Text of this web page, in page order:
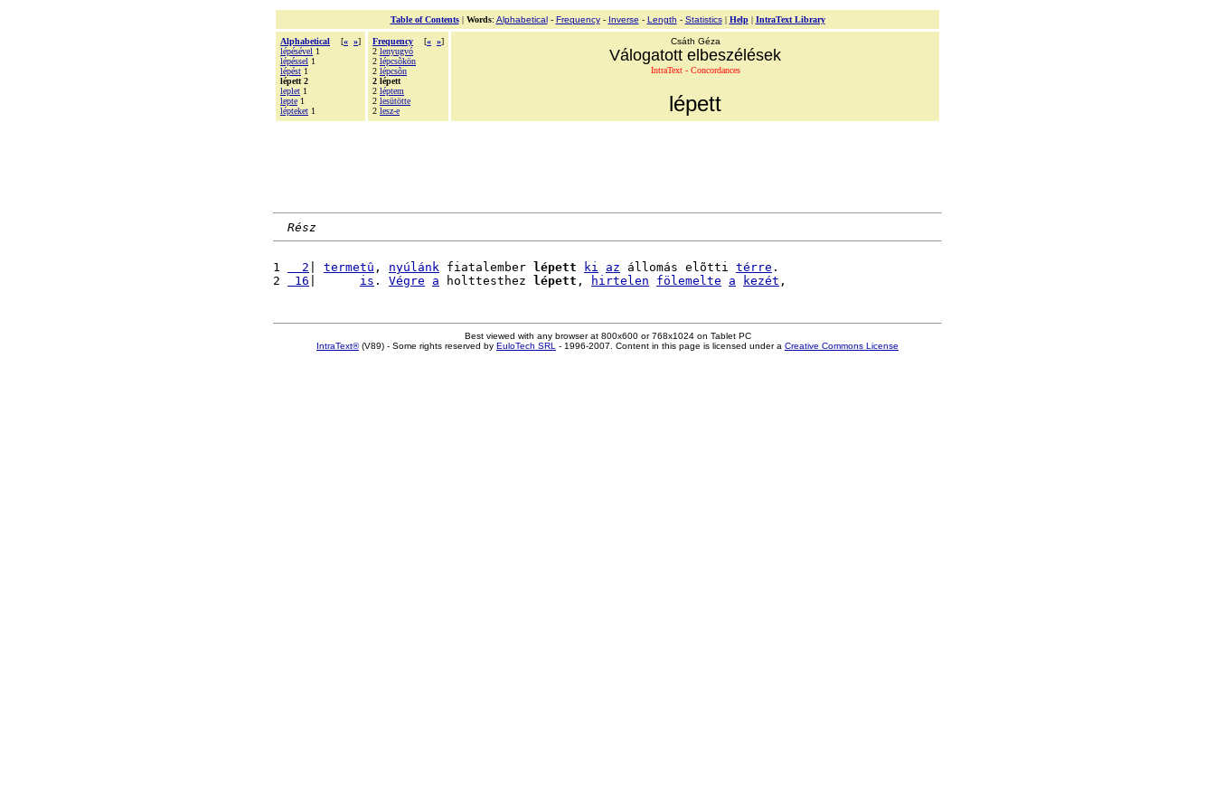
Table of Contents| Words: Alphabetical- Frequency- Inverse - Length - Statistics| Help| IntraText Library
Alphabetical [« »]
lépésével 1
lépéssel 1
lépést 1
lépett 2
leplet 1
lepte 1
lépteket 1
Frequency [« »]
2 lenyugvó
2 lépcsõkön
2 lépcsõn
2 lépett
2 léptem
2 lesütötte
2 lesz-e
Csáth Géza
Válogatott elbeszélések
IntraText - Concordances
lépett
Rész
1
  2
termetû , nyúlánk fiatalember lépett ki az állomás elõtti térre .
2
16 is . Végre a holttesthez lépett , hirtelen fölemelte a kezét
Best viewed with any browser at 800x600 or 768x1024 on Tablet PC
IntraText®(V89) - Some rights reserved by EuloTech SRL - 1996-2007. Content in this page is licensed under a Creative Commons License